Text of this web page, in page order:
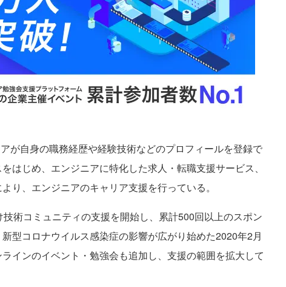
が自身の職務経歴や経験技術などのプロフィールを登録で
はじめ、エンジニアに特化した求人・転職支援サービス、
り、エンジニアのキャリア支援を行っている。
術コミュニティの支援を開始し、累計500回以上のスポン
型コロナウイルス感染症の影響が広がり始めた2020年2月
インのイベント・勉強会も追加し、支援の範囲を拡大して